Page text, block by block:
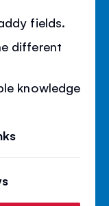
fields.
different
knowledge